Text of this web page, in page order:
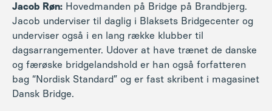
Jacob Røn: Hovedmanden på Bridge på Brandbjerg.
Jacob underviser til daglig i Blaksets Bridgecenter og
underviser også i en lang række klubber til
dagsarrangementer. Udover at have trænet de danske
og færøske bridgelandshold er han også forfatteren
bag “Nordisk Standard” og er fast skribent i magasinet
Dansk Bridge.